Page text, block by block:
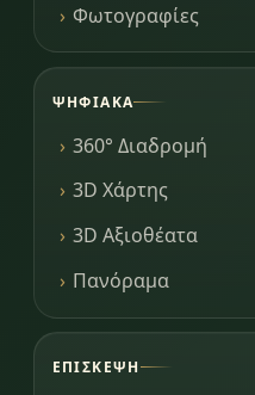
Φωτογραφίες
ΨΗΦΙΑΚΆ
360° Διαδρομή
3D Χάρτης
3D Αξιοθέατα
Πανόραμα
ΕΠΊΣΚΕΨΗ